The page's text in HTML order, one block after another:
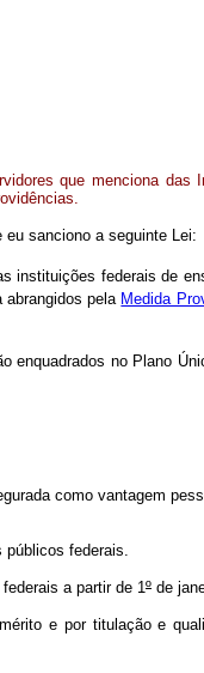
que menciona das
eu sanciono a seguinte Lei:
federais de
pela Medida
no Plano
como vantagem
públicos federais.
a partir de 1º de
e por titulação e